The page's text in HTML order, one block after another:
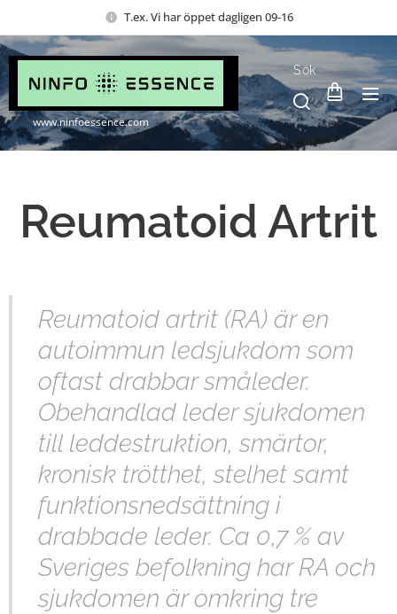
T.ex. Vi har öppet dagligen 09-16
www.ninfoessence.com
Sök
Reumatoid Artrit
Reumatoid artrit (RA) är en
autoimmun ledsjukdom som
oftast drabbar småleder.
Obehandlad leder sjukdomen
till leddestruktion, smärtor,
kronisk trötthet, stelhet samt
funktionsnedsättning i
drabbade leder. Ca 0,7 % av
Sveriges befolkning har RA och
sjukdomen är omkring tre